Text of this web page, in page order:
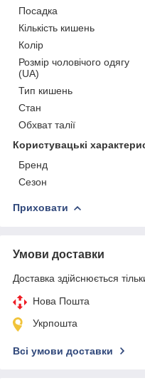
Посадка
Кількість кишень
Колір
Розмір чоловічого одягу
(UA)
Тип кишень
Стан
Обхват талії
Користувацькi
Бренд
Сезон
Приховати
Умови доставки
Доставка здійснюється
Нова Пошта
Укрпошта
Всі умови доставки